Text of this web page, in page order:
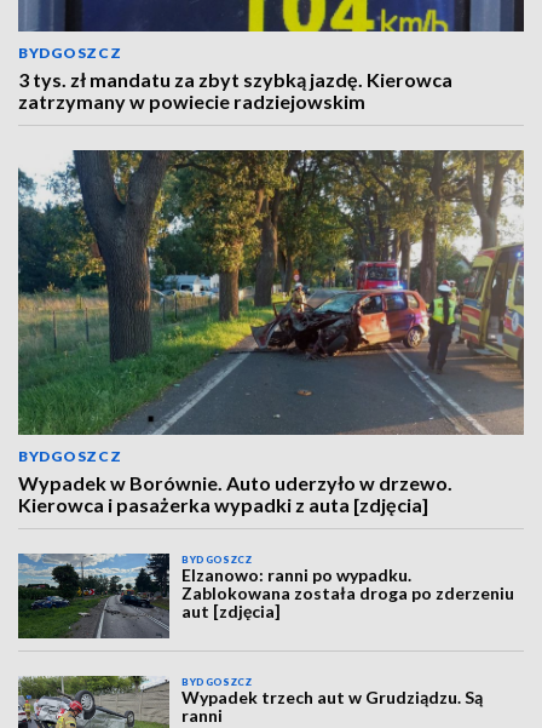
BYDGOSZCZ
3 tys. zł mandatu za zbyt szybką jazdę. Kierowca
zatrzymany w powiecie radziejowskim
BYDGOSZCZ
Wypadek w Borównie. Auto uderzyło w drzewo.
Kierowca i pasażerka wypadki z auta [zdjęcia]
BYDGOSZCZ
Elzanowo: ranni po wypadku.
Zablokowana została droga po zderzeniu
aut [zdjęcia]
BYDGOSZCZ
Wypadek trzech aut w Grudziądzu. Są
ranni